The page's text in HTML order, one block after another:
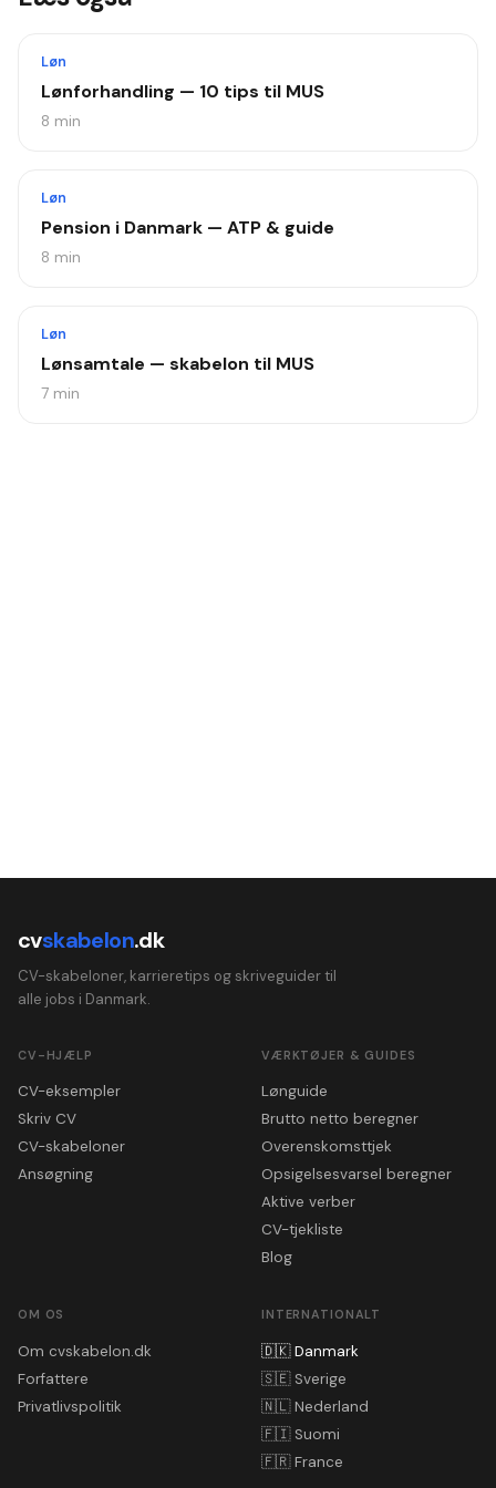
Løn
Lønforhandling — 10 tips til MUS
8 min
Løn
Pension i Danmark — ATP & guide
8 min
Løn
Lønsamtale — skabelon til MUS
7 min
cvskabelon.dk
CV-skabeloner, karrieretips og skriveguider til
alle jobs i Danmark.
CV-HJÆLP
CV-eksempler
Skriv CV
CV-skabeloner
Ansøgning
VÆRKTØJER & GUIDES
Lønguide
Brutto netto beregner
Overenskomsttjek
Opsigelsesvarsel beregner
Aktive verber
CV-tjekliste
Blog
OM OS
Om cvskabelon.dk
Forfattere
Privatlivspolitik
INTERNATIONALT
🇩🇰 Danmark
🇸🇪 Sverige
🇳🇱 Nederland
🇫🇮 Suomi
🇫🇷 France